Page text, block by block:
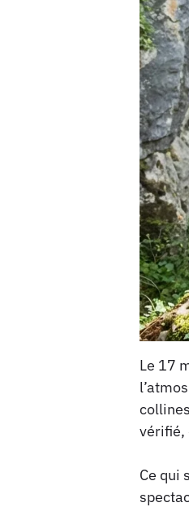
Le 17
vérifié,
Ce qui